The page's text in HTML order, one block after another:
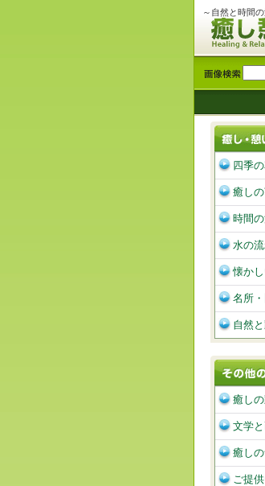
～自然と時間
四季
癒し
時間
水の
懐か
名所
自然
癒し
文学
癒し
ご提